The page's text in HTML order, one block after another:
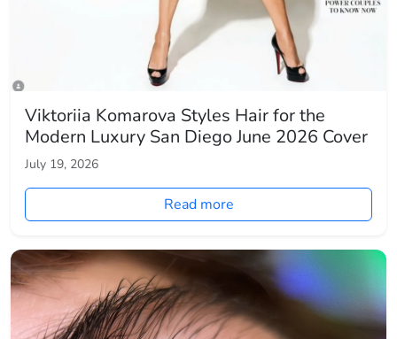
Viktoriia Komarova Styles Hair for the
Modern Luxury San Diego June 2026 Cover
July 19, 2026
Read more